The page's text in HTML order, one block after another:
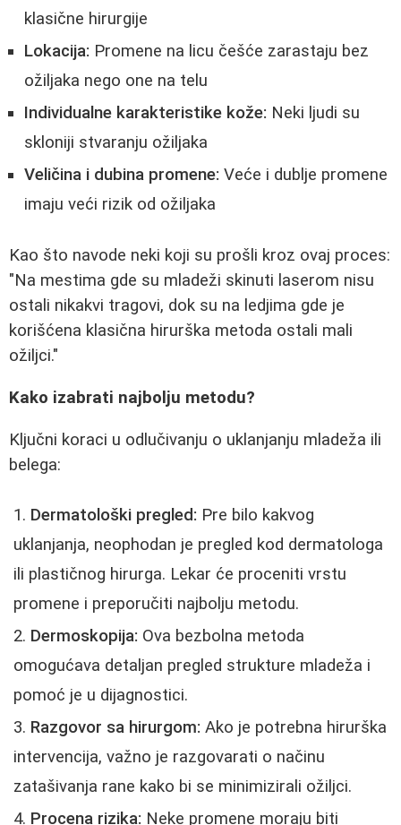
klasične hirurgije
Lokacija: Promene na licu češće zarastaju bez
ožiljaka nego one na telu
Individualne karakteristike kože: Neki ljudi su
skloniji stvaranju ožiljaka
Veličina i dubina promene: Veće i dublje promene
imaju veći rizik od ožiljaka
Kao što navode neki koji su prošli kroz ovaj proces:
"Na mestima gde su mladeži skinuti laserom nisu
ostali nikakvi tragovi, dok su na ledjima gde je
korišćena klasična hirurška metoda ostali mali
ožiljci."
Kako izabrati najbolju metodu?
Ključni koraci u odlučivanju o uklanjanju mladeža ili
belega:
Dermatološki pregled: Pre bilo kakvog
uklanjanja, neophodan je pregled kod dermatologa
ili plastičnog hirurga. Lekar će proceniti vrstu
promene i preporučiti najbolju metodu.
Dermoskopija: Ova bezbolna metoda
omogućava detaljan pregled strukture mladeža i
pomoć je u dijagnostici.
Razgovor sa hirurgom: Ako je potrebna hirurška
intervencija, važno je razgovarati o načinu
zatašivanja rane kako bi se minimizirali ožiljci.
Procena rizika: Neke promene moraju biti